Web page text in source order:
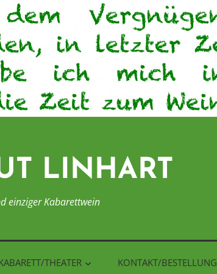
LINHART
einziger Kabarettwein
THEATER KONTAKT/BESTELLUNG